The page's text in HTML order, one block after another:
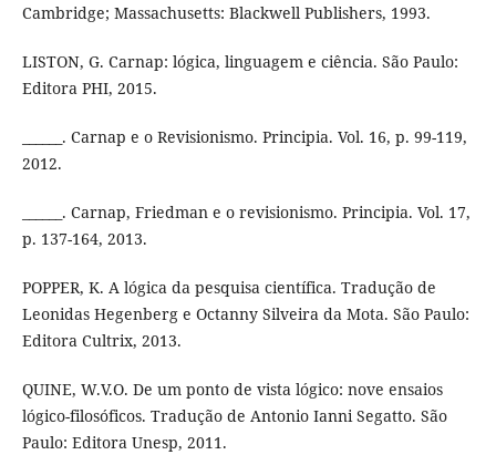
Cambridge; Massachusetts: Blackwell Publishers, 1993.
LISTON, G. Carnap: lógica, linguagem e ciência. São Paulo:
Editora PHI, 2015.
______. Carnap e o Revisionismo. Principia. Vol. 16, p. 99-119,
2012.
______. Carnap, Friedman e o revisionismo. Principia. Vol. 17,
p. 137-164, 2013.
POPPER, K. A lógica da pesquisa científica. Tradução de
Leonidas Hegenberg e Octanny Silveira da Mota. São Paulo:
Editora Cultrix, 2013.
QUINE, W.V.O. De um ponto de vista lógico: nove ensaios
lógico-filosóficos. Tradução de Antonio Ianni Segatto. São
Paulo: Editora Unesp, 2011.